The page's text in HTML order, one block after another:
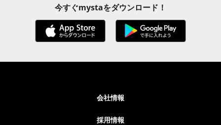
今すぐmystaをダウンロード！
会社情報
採用情報